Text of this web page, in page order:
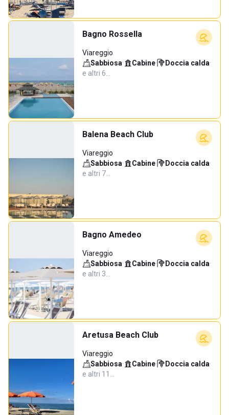
Bagno Rossella
Viareggio
Sabbiosa· Cabine· Doccia calda·
e altri 6…
Balena Beach Club
Viareggio
Sabbiosa· Cabine· Doccia calda·
e altri 7…
Bagno Amedeo
Viareggio
Sabbiosa· Cabine· Doccia calda·
e altri 3…
Aretusa Beach Club
Viareggio
Sabbiosa· Cabine· Doccia calda·
e altri 11…